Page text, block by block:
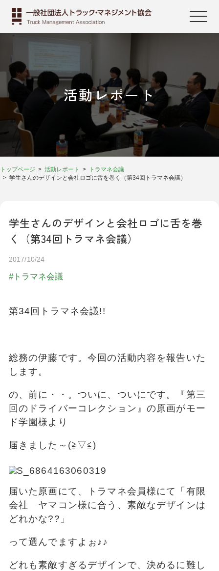
活動レポート
トップページ 活動レポート
トラマネ会議
学生さんのデザインと会社ロゴに舌を巻く（第34回トラマネ会議）
学生さんのデザインと会社ロゴに舌を巻
く（第34回トラマネ会議）
2017/10/24
トラマネ会議
第34回トラマネ会議!!
総務の伊藤です。今回の活動内容を報告いた
します。
の、前に・・。ついに、ついにです。『第三
回のドライバーコレクション』の原画がモー
ド学園様より
届きました～(≧▽≦)
届いた原画にて、トラマネ会員様にて「有限
会社 ヤマコン様に合う、素敵なデザインは
どれかな??」
って選んでますよぉ♪♪
どれも素敵すぎるデザインで、決めるに難し